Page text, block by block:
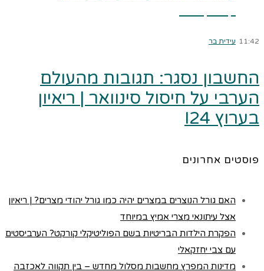
11:42 עידית בר
החשבון נסגר: תגובות מהעולם
הערבי על חיסול סינוואר | ריאיון
בערוץ I24
פוסטים אחרונים
האם גורל הנוצרים במצרים יהיה כמו גורל יהודי מצרים? | ריאיון
אצל עיתונאי מצרי אמיץ במיוחד
הפקרת הילדות הבריטיות בשם הפוליטיקלי קורקט? הערביסטים
עם צבי יחזקאלי
מדינות המפרץ מחשבות מסלול מחדש – בין תקווה לאכזבה